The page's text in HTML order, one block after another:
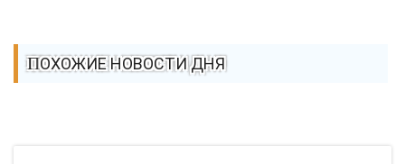
ПОХОЖИЕ НОВОСТИ ДНЯ